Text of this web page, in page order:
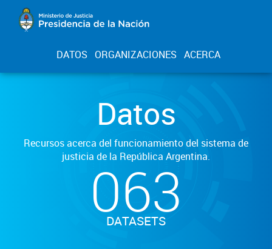
DATOS ORGANIZACIONES ACERCA
Datos
Recursos acerca del funcionamiento del sistema de
justicia de la República Argentina.
063
DATASETS